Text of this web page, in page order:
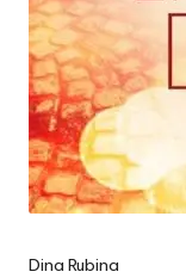
Dina Rubina